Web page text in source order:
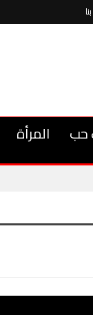
حب المرأة